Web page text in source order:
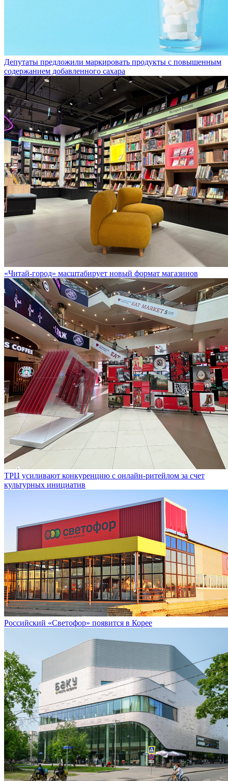
Депутаты предложили маркировать продукты с повышенным
содержанием добавленного сахара
«Читай-город» масштабирует новый формат магазинов
ТРЦ усиливают конкуренцию с онлайн-ритейлом за счет
культурных инициатив
Российский «Светофор» появится в Корее